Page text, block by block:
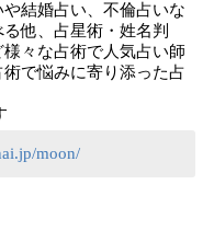
結婚占い、不倫占いな
他、占星術・姓名判
々な占術で人気占い師
で悩みに寄り添った占
moon/